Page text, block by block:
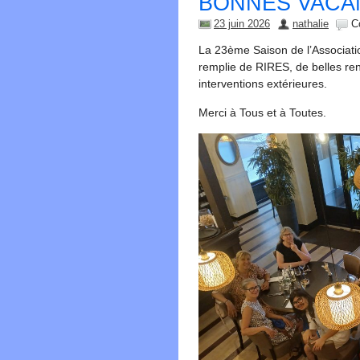
23 juin 2026 nathalie
La 23ème Saison de
remplie de RIRES, de belles
interventions extérieures.
Merci à Tous et à Toutes.